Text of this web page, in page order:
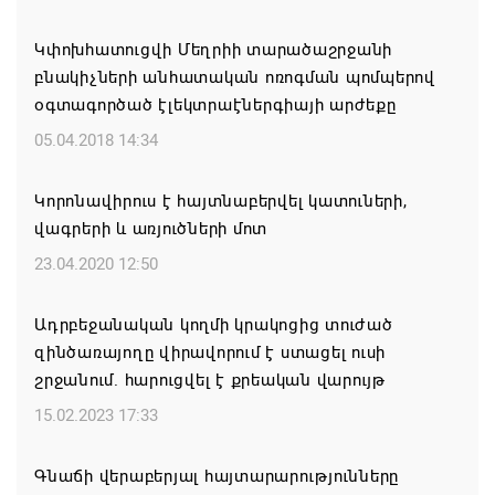
Միասնական աղոթք և Ամենայն Հայոց
Կաթողիկոսի հայրապետական պատգամը
Միածնաէջ Մայր Տաճարում
Ժամանակակից Բելառուսին պակասում է այն
կառավարման համակարգը, որը կար խորհրդային
Լուկաշենկոն
07.08.2026 17:16
ՀՀ ԱԱԾ սահմանապահ զորքերի
Հանրապետություն
Կփոխհատուցվի Մեղրիի տարածաշրջանի
բնակիչների անհատական ոռոգման պոմպերով
օգտագործած էլեկտրաէներգիայի արժեքը
05.04.2018 14:34
Կորոնավիրուս է հայտնաբերվել կատուների,
վագրերի և առյուծների մոտ
23.04.2020 12:50
Ադրբեջանական կողմի կրակոցից տուժած
զինծառայողը վիրավորում է ստացել ուսի
շրջանում. հարուցվել է քրեական վարույթ
15.02.2023 17:33
Գնաճի վերաբերյալ հայտարարությունները